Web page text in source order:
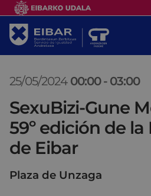
25/05/2024 00:00 - 03:00
SexuBizi-Gune
59º edición de la
de Eibar
Plaza de Unzaga